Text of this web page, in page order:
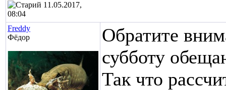
11.05.2017,
08:04
Freddy
Фёдор
Обратите
субботу
Так что